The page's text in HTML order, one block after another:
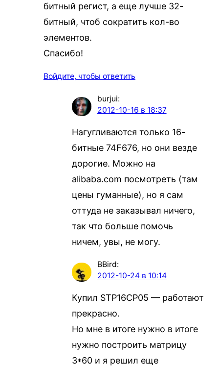
битный регист, а еще лучше 32-
битный, чтоб сократить кол-во
элементов.
Спасибо!
Войдите, чтобы ответить
burjui:
2012-10-16 в 18:37
Нагугливаются только 16-
битные 74F676, но они везде
дорогие. Можно на
alibaba.com посмотреть (там
цены гуманные), но я сам
оттуда не заказывал ничего,
так что больше помочь
ничем, увы, не могу.
BBird:
2012-10-24 в 10:14
Купил STP16CP05 — работают
прекрасно.
Но мне в итоге нужно в итоге
нужно построить матрицу
3*60 и я решил еще